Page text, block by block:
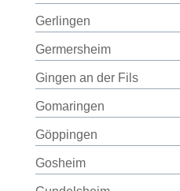
Gerlingen
Germersheim
Gingen an der Fils
Gomaringen
Göppingen
Gosheim